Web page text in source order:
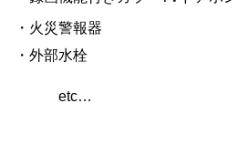
・火災警報器
・外部水栓
etc…